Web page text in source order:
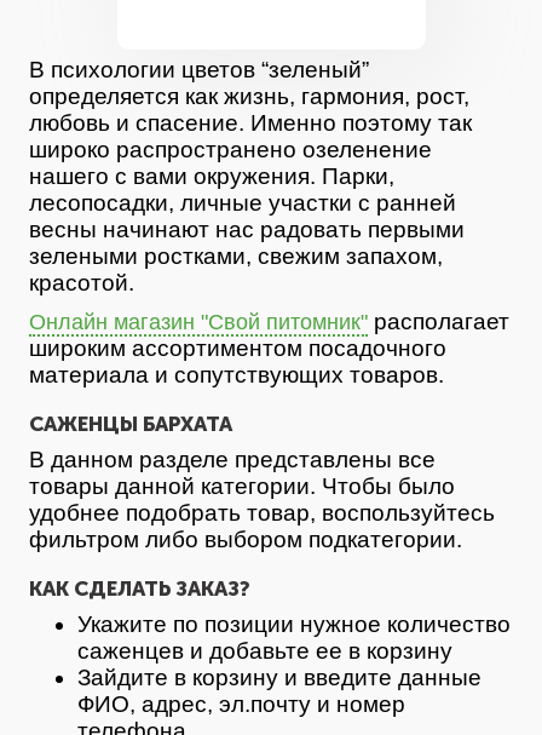
В психологии цветов “зеленый”
определяется как жизнь, гармония, рост,
любовь и спасение. Именно поэтому так
широко распространено озеленение
нашего с вами окружения. Парки,
лесопосадки, личные участки с ранней
весны начинают нас радовать первыми
зелеными ростками, свежим запахом,
красотой.
Онлайн магазин "Свой питомник" располагает
широким ассортиментом посадочного
материала и сопутствующих товаров.
САЖЕНЦЫ БАРХАТА
В данном разделе представлены все
товары данной категории. Чтобы было
удобнее подобрать товар, воспользуйтесь
фильтром либо выбором подкатегории.
КАК СДЕЛАТЬ ЗАКАЗ?
Укажите по позиции нужное количество
саженцев и добавьте ее в корзину
Зайдите в корзину и введите данные
ФИО, адрес, эл.почту и номер